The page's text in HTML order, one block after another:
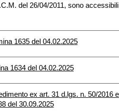
del 26/04/2011, sono
1635 del 04.02.2025
1634 del 04.02.2025
ex art. 31 d.lgs. n. 50/2016
del 30.09.2025